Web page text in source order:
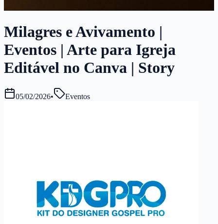
Milagres e Avivamento |
Eventos | Arte para Igreja
Editável no Canva | Story
05/02/2026• Eventos